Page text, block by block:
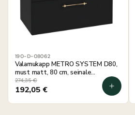
190-D-08062
Valamukapp METRO SYSTEM D80,
must matt, 80 cm, seinale
kinnitatav
274,35€
192,05 €